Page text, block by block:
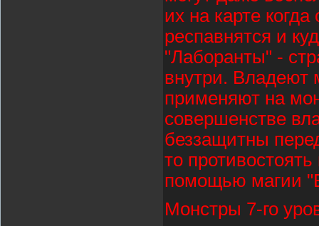
их на карте
респавнятся и
"Лаборанты" -
внутри. Владеют
применяют на
совершенстве
беззащитны
то
помощью магии
Монстры 7-го